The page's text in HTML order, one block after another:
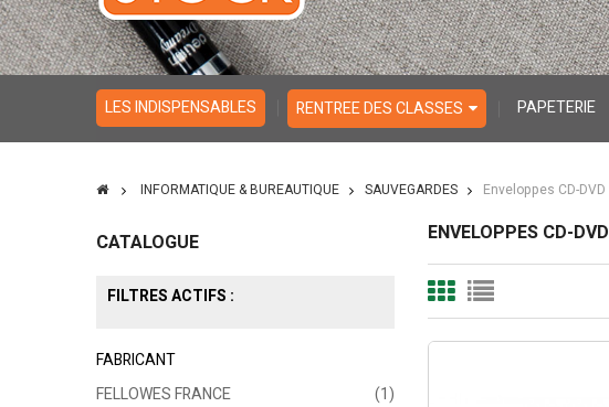
LES INDISPENSABLES RENTREE DES CLASSES PAPETERIE
INFORMATIQUE & BUREAUTIQUE SAUVEGARDES Enveloppes CD-DVD
CATALOGUE
FILTRES ACTIFS :
FABRICANT
FELLOWES FRANCE
(1)
ENVELOPPES CD-DVD